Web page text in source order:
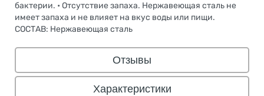
бактерии. • Отсутствие запаха. Нержавеющая сталь не
имеет запаха и не влияет на вкус воды или пищи.
СОСТАВ: Нержавеющая сталь
Отзывы
Характеристики